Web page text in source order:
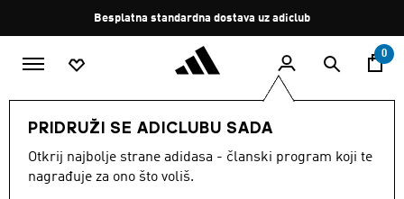
Zaustavi
rotaciju
Besplatna standardna dostava uz adiclub
0
PRIDRUŽI SE ADICLUBU SADA
Otkrij najbolje strane adidasa - članski program koji te
nagrađuje za ono što voliš.
DJECA Odjeća
ODJEĆA ZA DJECU (1791)